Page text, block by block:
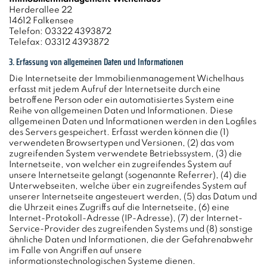
Herderallee 22
14612 Falkensee
Telefon: 03322 4393872
Telefax: 03312 4393872
3. Erfassung von allgemeinen Daten und Informationen
Die Internetseite der Immobilienmanagement Wichelhaus
erfasst mit jedem Aufruf der Internetseite durch eine
betroffene Person oder ein automatisiertes System eine
Reihe von allgemeinen Daten und Informationen. Diese
allgemeinen Daten und Informationen werden in den Logfiles
des Servers gespeichert. Erfasst werden können die (1)
verwendeten Browsertypen und Versionen, (2) das vom
zugreifenden System verwendete Betriebssystem, (3) die
Internetseite, von welcher ein zugreifendes System auf
unsere Internetseite gelangt (sogenannte Referrer), (4) die
Unterwebseiten, welche über ein zugreifendes System auf
unserer Internetseite angesteuert werden, (5) das Datum und
die Uhrzeit eines Zugriffs auf die Internetseite, (6) eine
Internet-Protokoll-Adresse (IP-Adresse), (7) der Internet-
Service-Provider des zugreifenden Systems und (8) sonstige
ähnliche Daten und Informationen, die der Gefahrenabwehr
im Falle von Angriffen auf unsere
informationstechnologischen Systeme dienen.